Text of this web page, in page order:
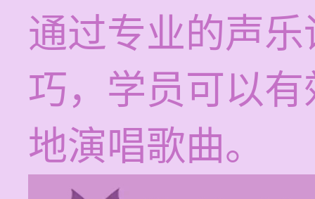
通过专业的声
巧，学员可以
地演唱歌曲。